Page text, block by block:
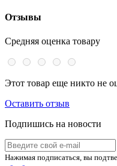
Отзывы
Средняя оценка товару
Этот товар еще никто не
Оставить отзыв
Подпишись на новости
Нажимая подписаться, вы